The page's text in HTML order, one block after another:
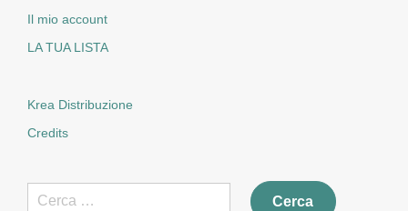
Il mio account
LA TUA LISTA
Krea Distribuzione
Credits